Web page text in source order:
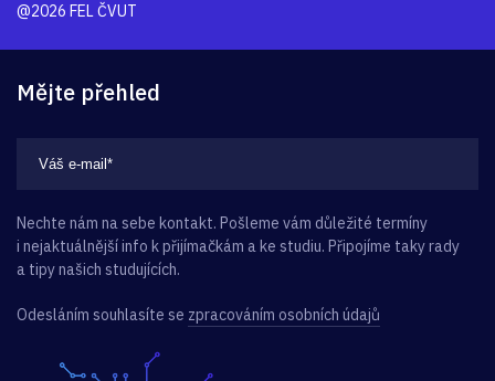
@2026 FEL ČVUT
Mějte přehled
Nechte nám na sebe kontakt. Pošleme vám důležité termíny
i nejaktuálnější info k přijímačkám a ke studiu. Připojíme taky rady
a tipy našich studujících.
Odesláním souhlasíte se zpracováním osobních údajů